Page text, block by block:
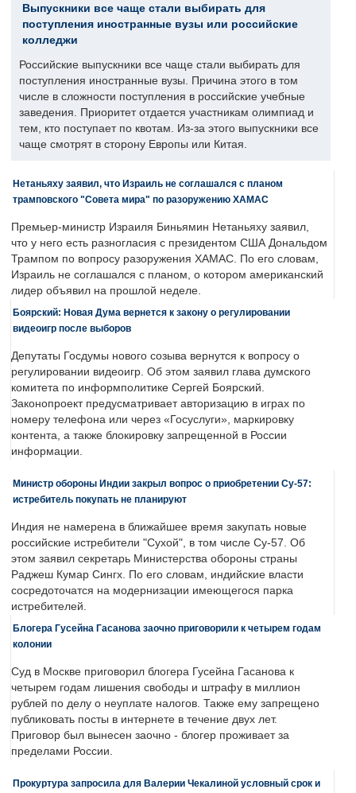
Выпускники все чаще стали выбирать для
поступления иностранные вузы или российские
колледжи
Российские выпускники все чаще стали выбирать для
поступления иностранные вузы. Причина этого в том
числе в сложности поступления в российские учебные
заведения. Приоритет отдается участникам олимпиад и
тем, кто поступает по квотам. Из-за этого выпускники все
чаще смотрят в сторону Европы или Китая.
Нетаньяху заявил, что Израиль не соглашался с планом
трамповского "Совета мира" по разоружению ХАМАС
Премьер-министр Израиля Биньямин Нетаньяху заявил,
что у него есть разногласия с президентом США Дональдом
Трампом по вопросу разоружения ХАМАС. По его словам,
Израиль не соглашался с планом, о котором американский
лидер объявил на прошлой неделе.
Боярский: Новая Дума вернется к закону о регулировании
видеоигр после выборов
Депутаты Госдумы нового созыва вернутся к вопросу о
регулировании видеоигр. Об этом заявил глава думского
комитета по информполитике Сергей Боярский.
Законопроект предусматривает авторизацию в играх по
номеру телефона или через «Госуслуги», маркировку
контента, а также блокировку запрещенной в России
информации.
Министр обороны Индии закрыл вопрос о приобретении Су-57:
истребитель покупать не планируют
Индия не намерена в ближайшее время закупать новые
российские истребители "Сухой", в том числе Су-57. Об
этом заявил секретарь Министерства обороны страны
Раджеш Кумар Сингх. По его словам, индийские власти
сосредоточатся на модернизации имеющегося парка
истребителей.
Блогера Гусейна Гасанова заочно приговорили к четырем годам
колонии
Суд в Москве приговорил блогера Гусейна Гасанова к
четырем годам лишения свободы и штрафу в миллион
рублей по делу о неуплате налогов. Также ему запрещено
публиковать посты в интернете в течение двух лет.
Приговор был вынесен заочно - блогер проживает за
пределами России.
Прокуртура запросила для Валерии Чекалиной условный срок и